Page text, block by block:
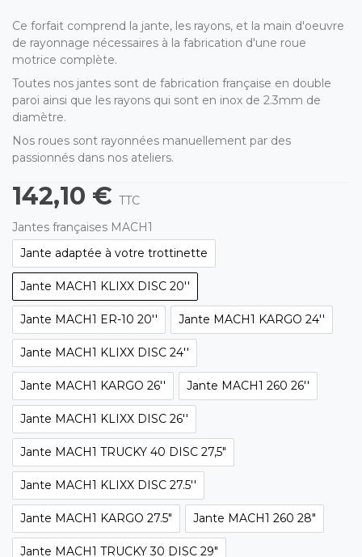
Ce forfait comprend la jante, les rayons, et la main d'oeuvre
de rayonnage nécessaires à la fabrication d'une roue
motrice complète.
Toutes nos jantes sont de fabrication française en double
paroi ainsi que les rayons qui sont en inox de 2.3mm de
diamètre.
Nos roues sont rayonnées manuellement par des
passionnés dans nos ateliers.
142,10 € TTC
Jantes françaises MACH1
Jante adaptée à votre trottinette
Jante MACH1 KLIXX DISC 20''
Jante MACH1 ER-10 20'' Jante MACH1 KARGO 24''
Jante MACH1 KLIXX DISC 24''
Jante MACH1 KARGO 26'' Jante MACH1 260 26''
Jante MACH1 KLIXX DISC 26''
Jante MACH1 TRUCKY 40 DISC 27,5"
Jante MACH1 KLIXX DISC 27.5''
Jante MACH1 KARGO 27.5" Jante MACH1 260 28"
Jante MACH1 TRUCKY 30 DISC 29"